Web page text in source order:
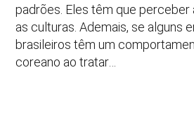
padrões. Eles têm que perceber
as culturas. Ademais, se alguns
brasileiros têm um
coreano ao tratar…